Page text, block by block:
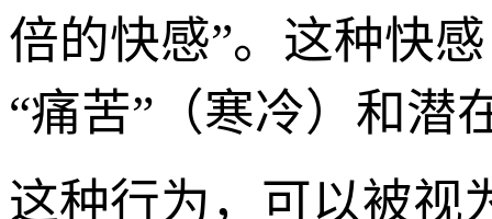
倍的快感”。这种快
“痛苦”（寒冷）和潜
这种行为，可以被视